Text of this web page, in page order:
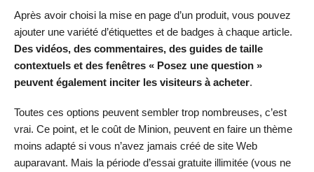
Après avoir choisi la mise en page d’un produit, vous pouvez
ajouter une variété d’étiquettes et de badges à chaque article.
Des vidéos, des commentaires, des guides de taille
contextuels et des fenêtres « Posez une question »
peuvent également inciter les visiteurs à acheter.
Toutes ces options peuvent sembler trop nombreuses, c’est
vrai. Ce point, et le coût de Minion, peuvent en faire un thème
moins adapté si vous n’avez jamais créé de site Web
auparavant. Mais la période d’essai gratuite illimitée (vous ne